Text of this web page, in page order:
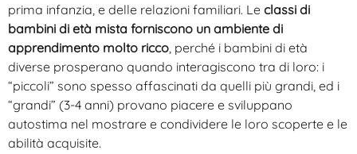
prima infanzia, e delle relazioni familiari. Le classi di
bambini di età mista forniscono un ambiente di
apprendimento molto ricco , perché i bambini di età
diverse prosperano quando interagiscono tra di loro: i
“piccoli” sono spesso affascinati da quelli più grandi, ed i
“grandi” (3-4 anni) provano piacere e sviluppano
autostima nel mostrare e condividere le loro scoperte e le
abilità acquisite.